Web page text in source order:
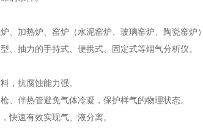
、加热炉、窑炉（水泥窑炉、玻璃窑炉、陶瓷窑炉
、抽力的手持式、便携式、固定式等烟气分析仪。
，抗腐蚀能力强。
、伴热管避免气体冷凝，保护样气的物理状态。
快速有效实现气、液分离。